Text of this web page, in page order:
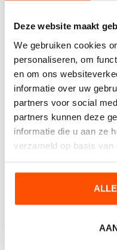
Deze website maakt
We gebruiken cookies
personaliseren, om
en om ons
informatie over uw
partners voor social
partners kunnen deze
informatie die u aan ze
verzameld op basis van